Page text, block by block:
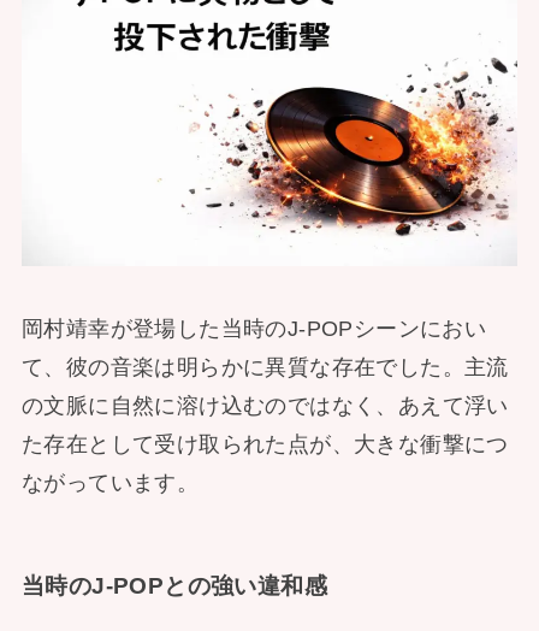
岡村靖幸が登場した当時のJ-POPシーンにおい
て、彼の音楽は明らかに異質な存在でした。主流
の文脈に自然に溶け込むのではなく、あえて浮い
た存在として受け取られた点が、大きな衝撃につ
ながっています。
当時のJ-POPとの強い違和感